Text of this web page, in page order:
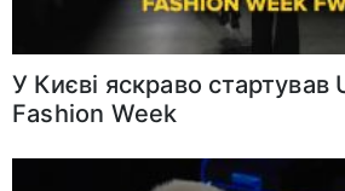
У Києві яскраво стартував
Fashion Week